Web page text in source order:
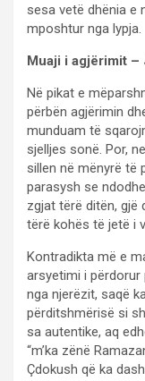
sesa vetë dhënia e
mposhtur nga lypja.
Muaji i agjërimit –
Në pikat e
përbën agjërimin
munduam të
sjelljes sonë. Por,
sillen në mënyrë të
parasysh se
zgjat tërë ditën, gjë
tërë kohës të jetë i
Kontradikta më e
arsyetimi i përdorur
nga njerëzit, saqë
përditshmërisë si
sa autentike, aq
“m’ka zënë
Çdokush që ka